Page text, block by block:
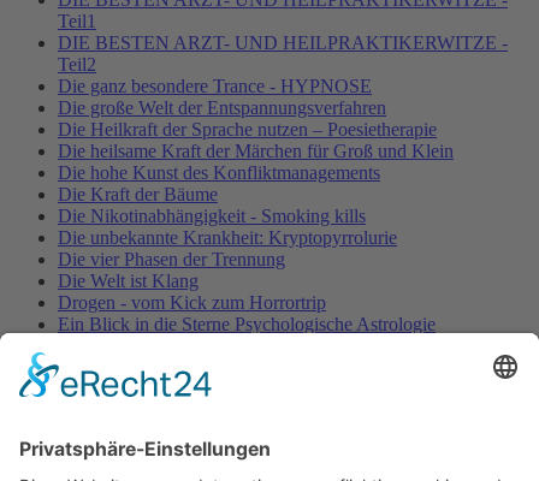
Teil1
DIE BESTEN ARZT- UND HEILPRAKTIKERWITZE -
Teil2
Die ganz besondere Trance - HYPNOSE
Die große Welt der Entspannungsverfahren
Die Heilkraft der Sprache nutzen – Poesietherapie
Die heilsame Kraft der Märchen für Groß und Klein
Die hohe Kunst des Konfliktmanagements
Die Kraft der Bäume
Die Nikotinabhängigkeit - Smoking kills
Die unbekannte Krankheit: Kryptopyrrolurie
Die vier Phasen der Trennung
Die Welt ist Klang
Drogen - vom Kick zum Horrortrip
Ein Blick in die Sterne Psychologische Astrologie
ENTSPANNUNG PUR!
Fallbeschreibung aus der Entspannungspraxis – nervöse
Fallstudie aus der psychotherapeutischen Praxis - ADHS /
Burnout